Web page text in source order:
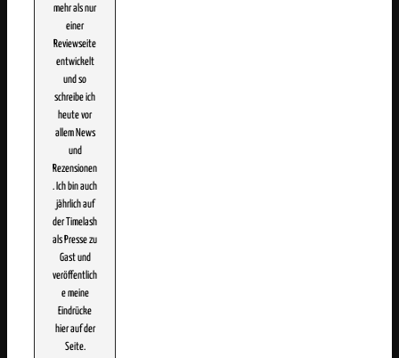
mehr als nur
einer
Reviewseite
entwickelt
und so
schreibe ich
heute vor
allem News
und
Rezensionen
. Ich bin auch
jährlich auf
der Timelash
als Presse zu
Gast und
veröffentlich
e meine
Eindrücke
hier auf der
Seite.